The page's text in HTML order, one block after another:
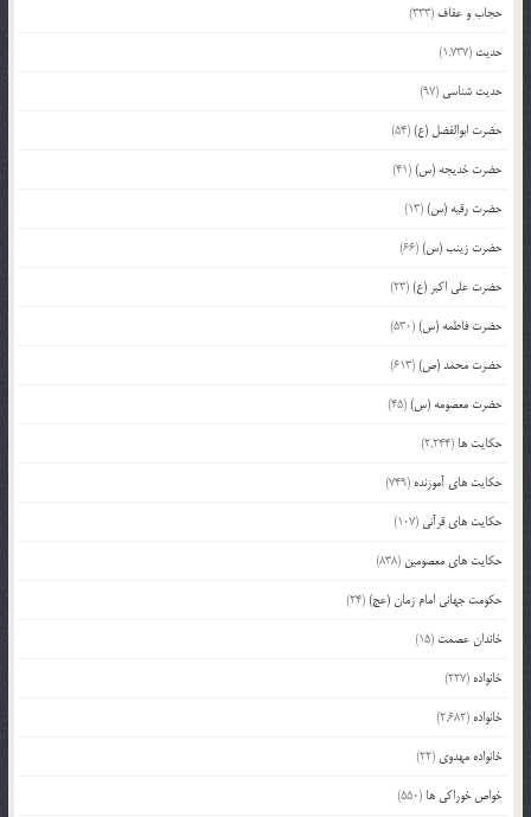
حجاب و عفاف (333)
حدیث (1,737)
حدیث شناسی (97)
حضرت ابوالفضل (ع)(54)
حضرت خدیجه (س)(41)
حضرت رقیه (س)(13)
حضرت زینب (س)(66)
حضرت علی اکبر (ع)(23)
حضرت فاطمه (س)(530)
حضرت محمد (ص)(613)
حضرت معصومه (س)(45)
حکایت ها (2,244)
حکایت های آموزنده (749)
حکایت های قرآنی (107)
حکایت های معصومین (838)
حکومت جهانی امام زمان (عج)(24)
خاندان عصمت (15)
خانواده (227)
خانواده (2,682)
خانواده مهدوی (22)
خواص خوراکی ها (550)